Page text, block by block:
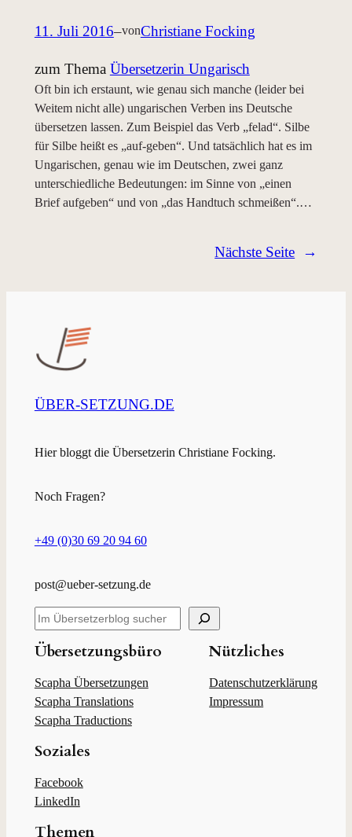
11. Juli 2016–vonChristiane Focking
zum Thema Übersetzerin Ungarisch
Oft bin ich erstaunt, wie genau sich manche (leider bei
Weitem nicht alle) ungarischen Verben ins Deutsche
übersetzen lassen. Zum Beispiel das Verb „felad“. Silbe
für Silbe heißt es „auf-geben“. Und tatsächlich hat es im
Ungarischen, genau wie im Deutschen, zwei ganz
unterschiedliche Bedeutungen: im Sinne von „einen
Brief aufgeben“ und von „das Handtuch schmeißen“.…
Nächste Seite →
ÜBER-SETZUNG.DE
Hier bloggt die Übersetzerin Christiane Focking.
Noch Fragen?
+49 (0)30 69 20 94 60
post@ueber-setzung.de
S
u
c
e
n
Übersetzungsbüro
Scapha Übersetzungen
Scapha Translations
Scapha Traductions
Nützliches
Datenschutzerklärung
Impressum
Soziales
Facebook
LinkedIn
Themen